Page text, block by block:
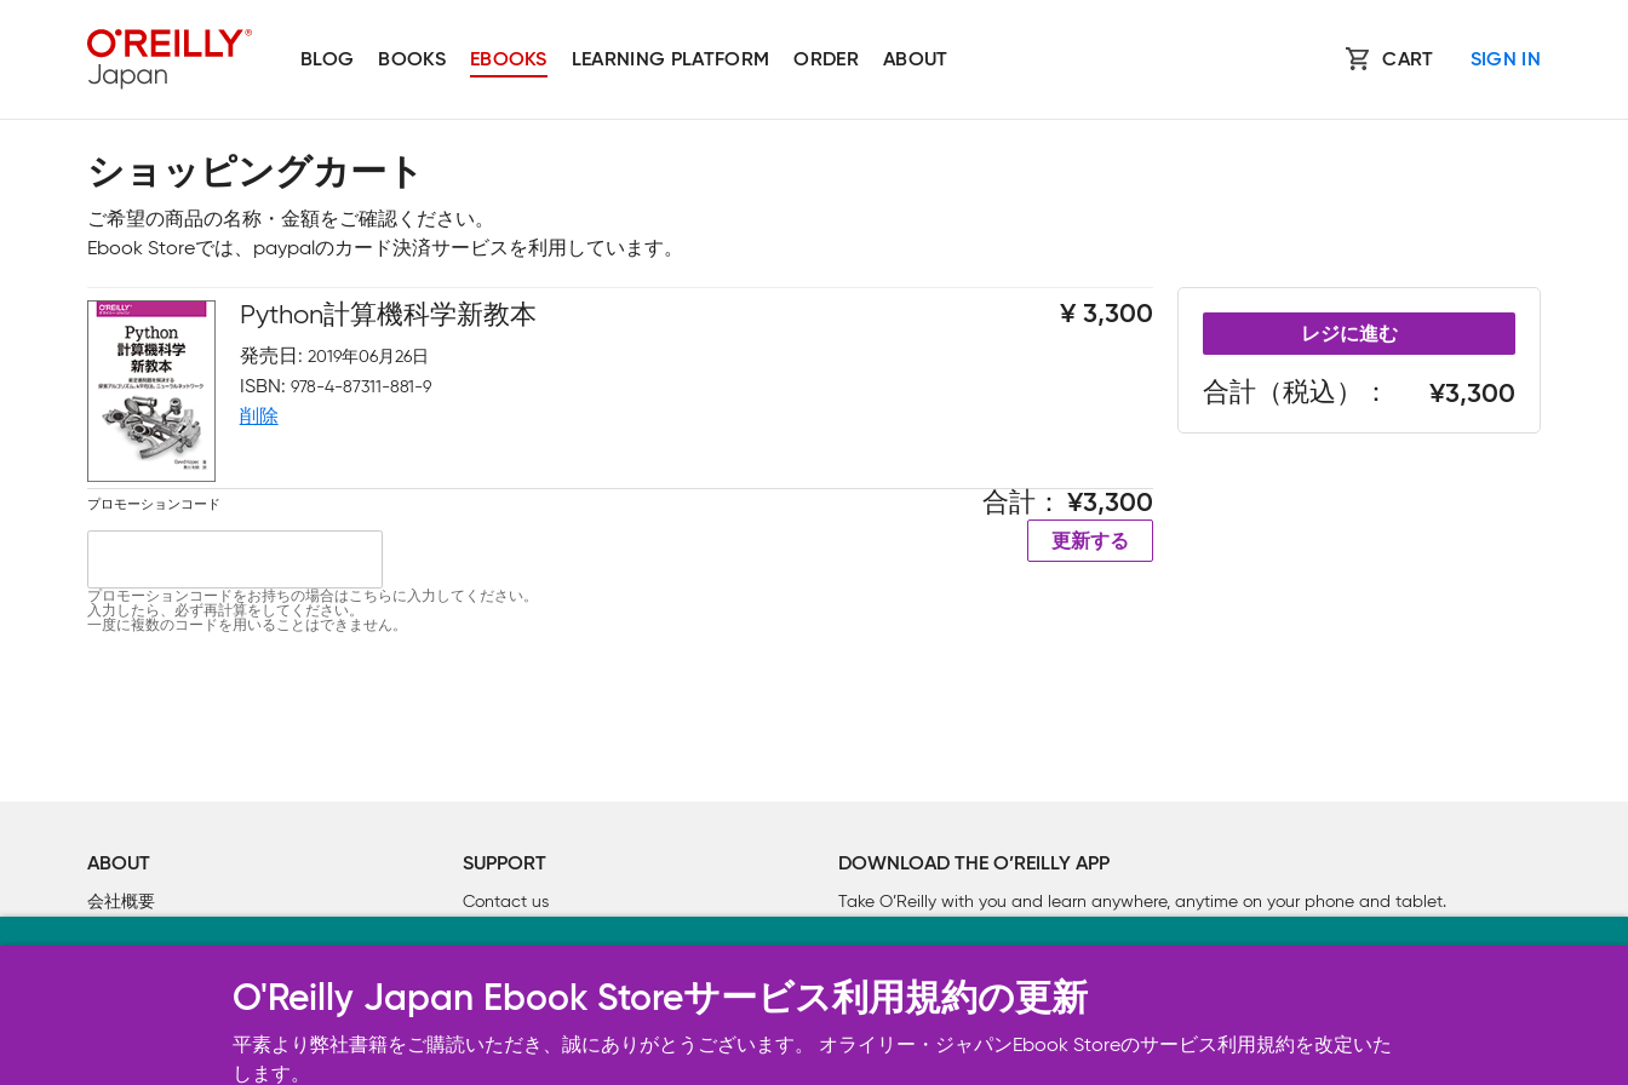
BLOG BOOKS EBOOKS LEARNING PLATFORM ORDER ABOUT CART SIGN IN
ショッピングカート
ご希望の商品の名称・金額をご確認ください。
Ebook Storeでは、paypalのカード決済サービスを利用しています。
Python計算機科学新教本
発売日 2019年06月26日
ISBN 978-4-87311-881-9
削除
3,300
プロモーションコード
プロモーションコードをお持ちの場合はこちらに入力してください。
入力したら、必ず再計算をしてください。
一度に複数のコードを用いることはできません。
合計 3,300
更新する
レジに進む
合計（税込） 3,300
ABOUT
会社概要
SUPPORT
Contact us
DOWNLOAD THE O’REILLY APP
Take O’Reilly with you and learn anywhere, anytime on your phone and tablet.
オライリー・ジャパンのWeb サイトは正常に機能するためにいくつかの Cookie を必要とします（必須）。 このほか、サイト使用状
況の分析、ユーザー・エクスペリエンスの向上、広告宣伝のために、お客様の同意を得て、その他の Cookie を使用することがありま
す。 詳細については
O'Reilly Japan Ebook Storeサービス利用規約の更新
平素より弊社書籍をご購読いただき、誠にありがとうございます。 オライリー・ジャパンEbook Storeのサービス利用規約を改定いた
します。